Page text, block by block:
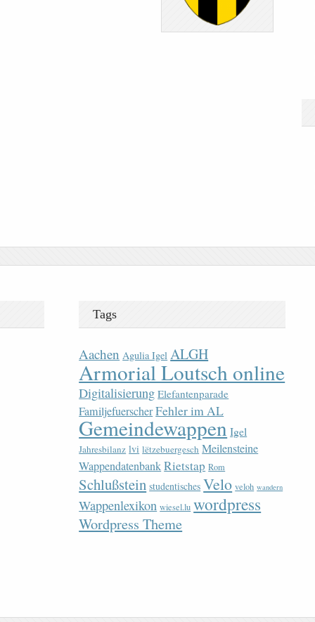
Tags
Aachen Agulia Igel ALGH
Armorial Loutsch online
Digitalisierung Elefantenparade
FamiljefuerscherFehler im AL
Gemeindewappen Igel
Jahresbilanz lvi lëtzebuergesch Meilensteine
WappendatenbankRietstap Rom
Schlußstein studentisches Velo veloh wandern
Wappenlexikon wiesel.lu wordpress
Wordpress Theme